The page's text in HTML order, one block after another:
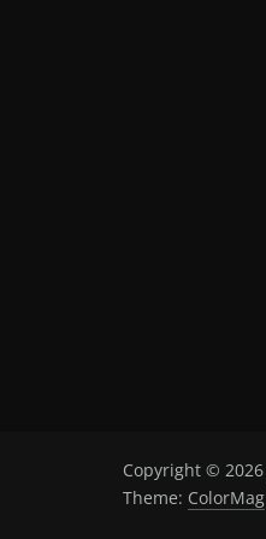
Copyright © 2026
Theme: ColorMag